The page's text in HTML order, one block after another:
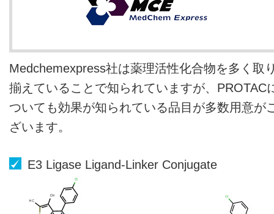
Medchemexpress社は薬理活性化合物を多く取
揃えていることで知られていますが、PROTAC
ついても効果が知られている品目が多数用意が
ざいます。
E3 Ligase Ligand-Linker Conjugate